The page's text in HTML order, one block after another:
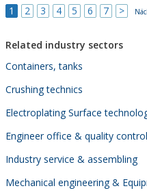
Teile. Basis der Produkte der
1 2 3 4 5 6 7 >
Related industry sectors
Containers, tanks
Crushing technics
Electroplating Surface
Engineer office & quality control
Industry service & assembling
Mechanical engineering &